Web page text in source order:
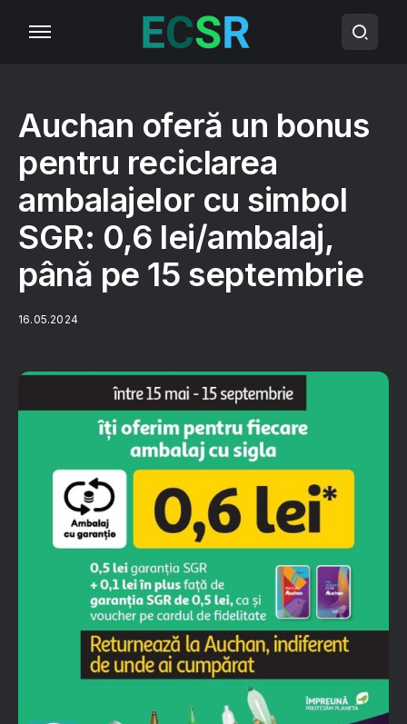
Auchan oferă un bonus
pentru reciclarea
ambalajelor cu simbol
SGR: 0,6 lei/ambalaj,
până pe 15 septembrie
16.05.2024